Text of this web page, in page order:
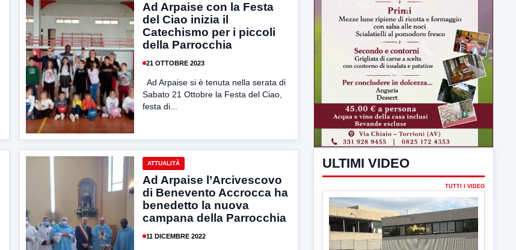
Ad Arpaise con la Festa
del Ciao inizia il
Catechismo per i piccoli
della Parrocchia
21 OTTOBRE 2023
Ad Arpaise si è tenuta nella serata di
Sabato 21 Ottobre la Festa del Ciao,
festa di...
ATTUALITÀ
Ad Arpaise l’Arcivescovo
di Benevento Accrocca ha
benedetto la nuova
campana della Parrocchia
11 DICEMBRE 2022
ULTIMI VIDEO
▶